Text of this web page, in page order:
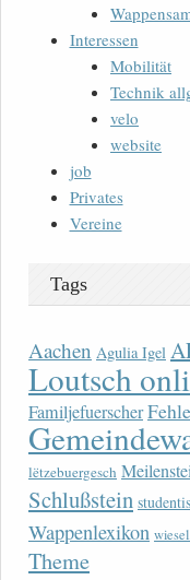
Interessen
Mobilität
Technik
velo
website
job
Privates
Vereine
Tags
Aachen Agulia Igel
Loutsch
Familjefuerscher
lëtzebuergesch
Schlußstein
Wappenlexikon
Theme